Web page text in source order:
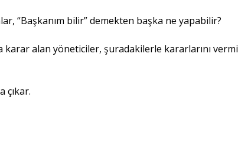
“Başkanım bilir” demekten başka ne yapabilir?
alan yöneticiler, şuradakilerle kararlarını
çıkar.